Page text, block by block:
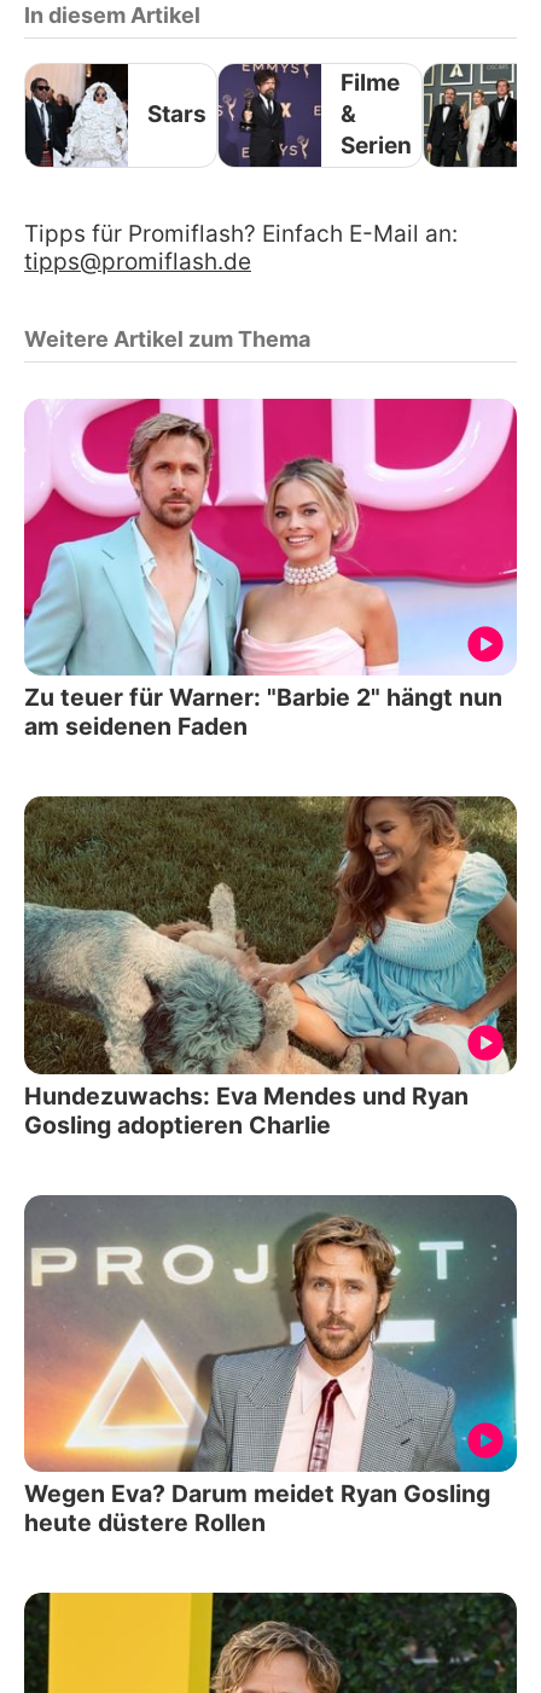
In diesem Artikel
Stars
Filme
&
Serien
Tipps für Promiflash? Einfach E-Mail an:
tipps@promiflash.de
Weitere Artikel zum Thema
Zu teuer für Warner: "Barbie 2" hängt nun
am seidenen Faden
Hundezuwachs: Eva Mendes und Ryan
Gosling adoptieren Charlie
Wegen Eva? Darum meidet Ryan Gosling
heute düstere Rollen